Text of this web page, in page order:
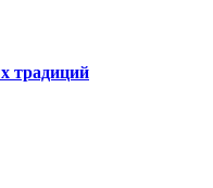
традиций